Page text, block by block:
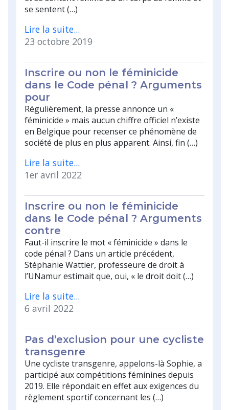
se sentent (…)
Lire la suite...
23 octobre 2019
Inscrire ou non le féminicide
dans le Code pénal ? Arguments
pour
Régulièrement, la presse annonce un «
féminicide » mais aucun chiffre officiel n’existe
en Belgique pour recenser ce phénomène de
société de plus en plus apparent. Ainsi, fin (…)
Lire la suite...
1er avril 2022
Inscrire ou non le féminicide
dans le Code pénal ? Arguments
contre
Faut-il inscrire le mot « féminicide » dans le
code pénal ? Dans un article précédent,
Stéphanie Wattier, professeure de droit à
l’UNamur estimait que, oui, « le droit doit (…)
Lire la suite...
6 avril 2022
Pas d’exclusion pour une cycliste
transgenre
Une cycliste transgenre, appelons-là Sophie, a
participé aux compétitions féminines depuis
2019. Elle répondait en effet aux exigences du
règlement sportif concernant les (…)